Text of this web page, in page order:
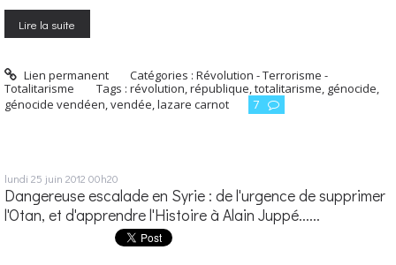
Lire la suite
Lien permanent Catégories :Révolution - Terrorisme -
Totalitarisme
Tags : révolution,république,totalitarisme, génocide,
génocide vendéen,vendée,lazare carnot 7
lundi 25 juin 2012 00h20
Dangereuse escalade en Syrie : de l'urgence de supprimer
l'Otan, et d'apprendre l'Histoire à Alain Juppé......